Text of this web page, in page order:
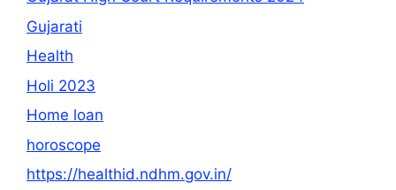
Gujarati
Health
Holi 2023
Home loan
horoscope
https://healthid.ndhm.gov.in/